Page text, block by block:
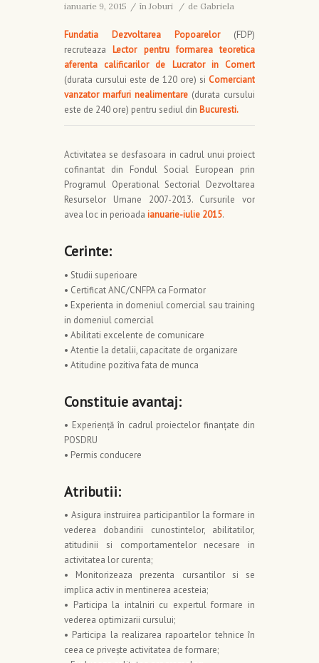
ianuarie 9, 2015 / în Joburi / de Gabriela
Fundatia Dezvoltarea Popoarelor(FDP)
recruteaza Lector pentru formarea teoretica
aferenta calificarilor de Lucrator in Comert
(durata cursului este de 120 ore) si Comerciant
vanzator marfuri nealimentare (durata cursului
este de 240 ore) pentru sediul din Bucuresti.
Activitatea se desfasoara in cadrul unui proiect
cofinantat din Fondul Social European prin
Programul Operational Sectorial Dezvoltarea
Resurselor Umane 2007-2013. Cursurile vor
avea loc in perioada ianuarie-iulie 2015.
Cerinte:
• Studii superioare
• Certificat ANC/CNFPA ca Formator
• Experienta in domeniul comercial sau training
in domeniul comercial
• Abilitati excelente de comunicare
• Atentie la detalii, capacitate de organizare
• Atitudine pozitiva fata de munca
Constituie avantaj:
• Experiență în cadrul proiectelor finanțate din
POSDRU
• Permis conducere
Atributii:
• Asigura instruirea participantilor la formare in
vederea dobandirii cunostintelor, abilitatilor,
atitudinii si comportamentelor necesare in
activitatea lor curenta;
• Monitorizeaza prezenta cursantilor si se
implica activ in mentinerea acesteia;
• Participa la intalniri cu expertul formare in
vederea optimizarii cursului;
• Participa la realizarea rapoartelor tehnice în
ceea ce priveşte activitatea de formare;